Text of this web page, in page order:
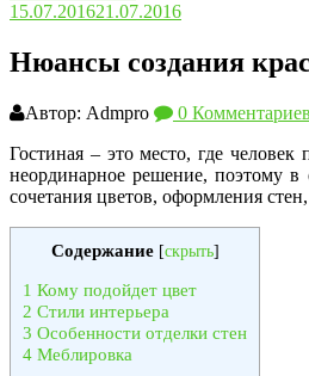
15.07.201621.07.2016
Нюансы создания
Автор: Admpro
0 Комментариев
Гостиная – это место, где
неординарное решение, поэтому в
сочетания цветов, оформления
Содержание [скрыть]
1 Кому подойдет цвет
2 Стили интерьера
3 Особенности отделки стен
4 Меблировка